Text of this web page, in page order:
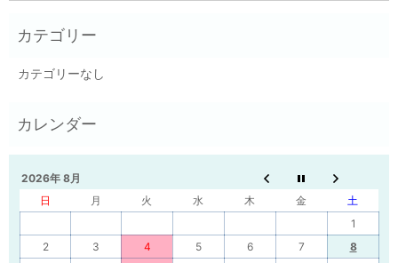
カテゴリーなし
2026年 8月
日
月 火 水 木 金
土
1
2
3 4 5 6 7
8